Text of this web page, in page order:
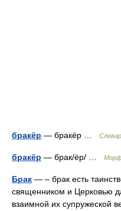
бракёр — бракёр …
бракёр — брак/ёр/ …
Брак — – брак есть
священником и Церковью
взаимной их супружеской